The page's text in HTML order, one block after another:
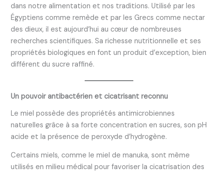
dans notre alimentation et nos traditions. Utilisé par les
Égyptiens comme remède et par les Grecs comme nectar
des dieux, il est aujourd’hui au cœur de nombreuses
recherches scientifiques. Sa richesse nutritionnelle et ses
propriétés biologiques en font un produit d’exception, bien
différent du sucre raffiné.
Un pouvoir antibactérien et cicatrisant reconnu
Le miel possède des propriétés antimicrobiennes
naturelles grâce à sa forte concentration en sucres, son pH
acide et la présence de peroxyde d’hydrogène.
Certains miels, comme le miel de manuka, sont même
utilisés en milieu médical pour favoriser la cicatrisation des